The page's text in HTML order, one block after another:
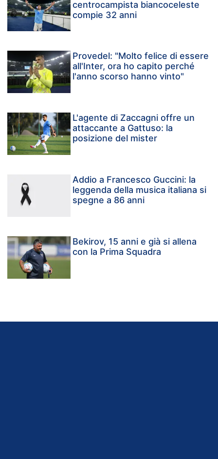
centrocampista biancoceleste
compie 32 anni
Provedel: "Molto felice di essere
all'Inter, ora ho capito perché
l'anno scorso hanno vinto"
L'agente di Zaccagni offre un
attaccante a Gattuso: la
posizione del mister
Addio a Francesco Guccini: la
leggenda della musica italiana si
spegne a 86 anni
Bekirov, 15 anni e già si allena
con la Prima Squadra